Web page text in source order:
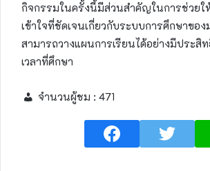
กิจกรรมในครั้งนี้มีส่วนสำคัญในการช่วยใ
เข้าใจที่ชัดเจนเกี่ยวกับระบบการศึกษาขอ
สามารถวางแผนการเรียนได้อย่างมีประสิ
เวลาที่ศึกษา
จำนวนผู้ชม : 471